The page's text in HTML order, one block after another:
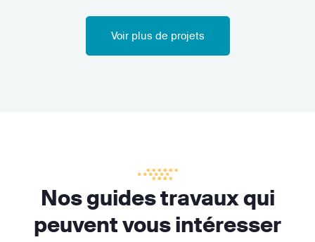
Voir plus de projets
Nos guides travaux qui
peuvent vous intéresser